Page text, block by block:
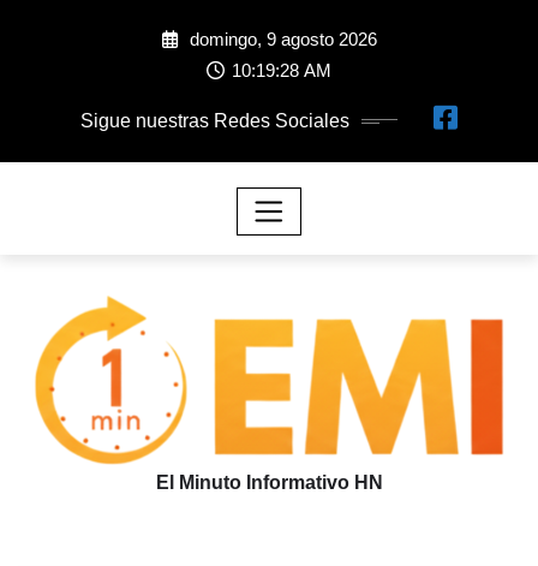
domingo, 9 agosto 2026
10:19:29 AM
Sigue nuestras Redes Sociales
El Minuto Informativo HN